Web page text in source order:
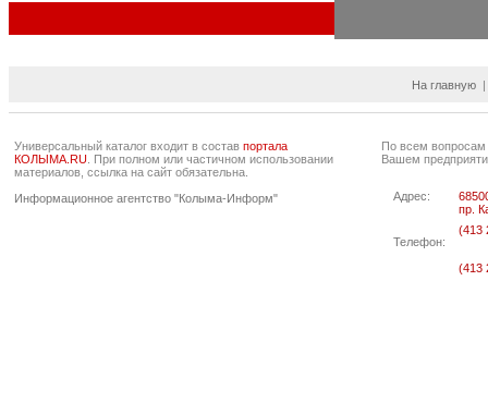
На главную |
Универсальный каталог входит в состав портала
КОЛЫМА.RU . При полном или частичном использовании
материалов, ссылка на сайт обязательна.
Информационное агентство "Колыма-Информ"
По всем
Вашем
Адрес:
пр.
Телефон:
(413
(413